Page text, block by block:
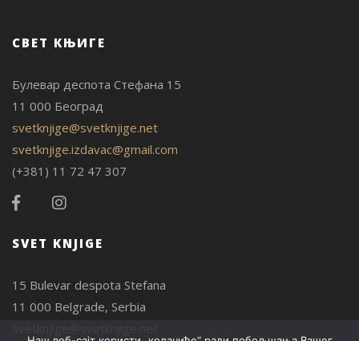
СВЕТ КЊИГЕ
Булевар деспота Стефана 15
11 000 Београд
svetknjige@svetknjige.net
svetknjige.izdavac@gmail.com
(+381) 11 72 47 307
SVET KNJIGE
15 Bulevar despota Stefana
11 000 Belgrade, Serbia